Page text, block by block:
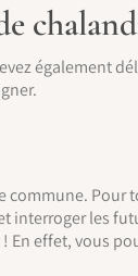
également
commune. Pour
interroger les
En effet, vous